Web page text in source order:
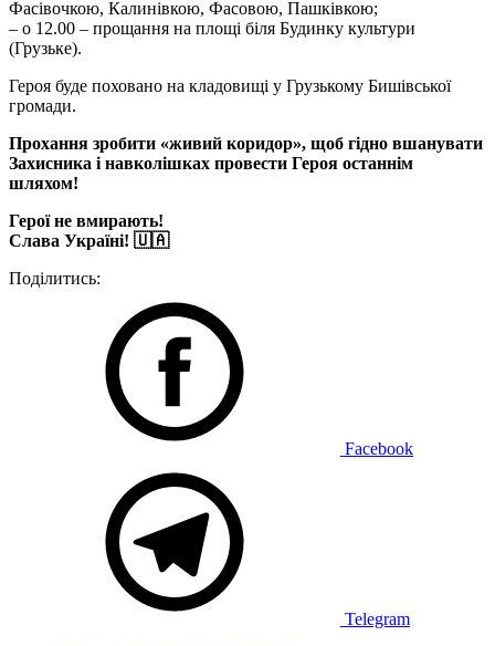
Фасівочкою, Калинівкою, Фасовою, Пашківкою;
– о 12.00 – прощання на площі біля Будинку культури
(Грузьке).
Героя буде поховано на кладовищі у Грузькому Бишівської
громади.
Прохання зробити «живий коридор», щоб гідно вшанувати
Захисника і навколішках провести Героя останнім
шляхом!
Герої не вмирають!
Слава Україні! 🇺🇦
Поділитись:
Facebook
Telegram